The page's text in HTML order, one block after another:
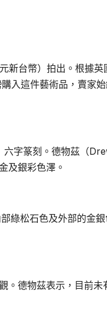
新台幣）拍出。根據英
入這件藝術品，賣家
字篆刻。德物茲（
及銀彩色澤。
綠松石色及外部的金
。德物茲表示，目前未